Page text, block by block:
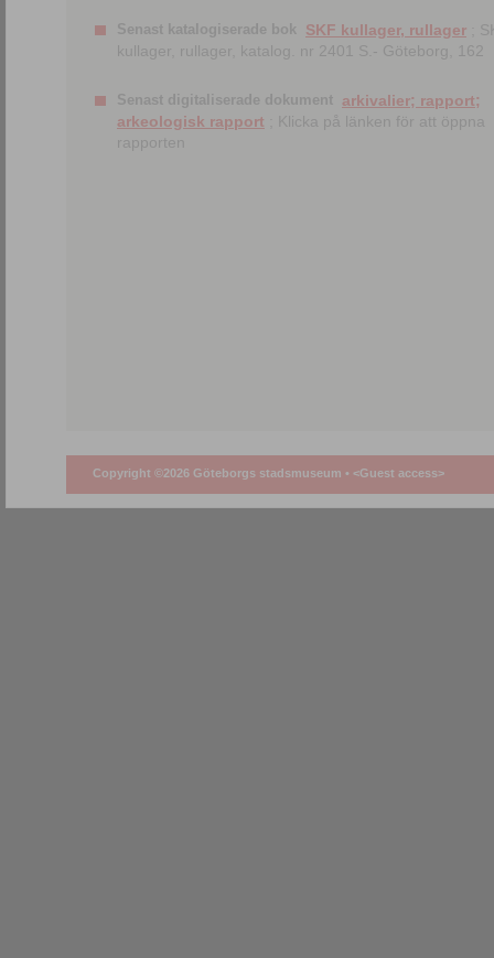
Senast katalogiserade bok SKF kullager, rullager ;
kullager, rullager, katalog. nr 2401 S.- Göteborg, 162
Senast digitaliserade dokument arkivalier; rapport;
arkeologisk rapport ; Klicka på länken för att öppna
rapporten
Copyright ©2026 Göteborgs stadsmuseum • <Guest access>